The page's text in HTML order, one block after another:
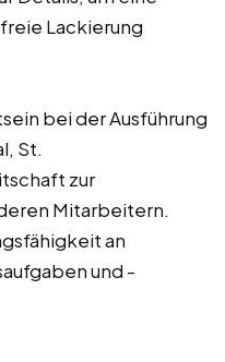
Lackierung
bei der Ausführung
St.
zur
Mitarbeitern.
an
und -